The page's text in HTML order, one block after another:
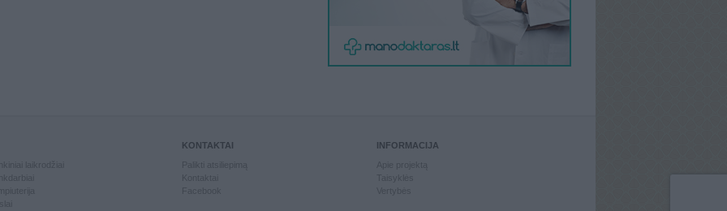
KONTAKTAI
Kontaktai
INFORMACIJA